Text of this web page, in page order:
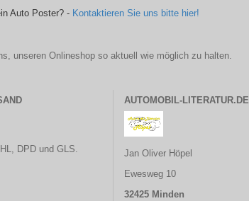
Auto Poster? - Kontaktieren Sie uns bitte hier!
unseren Onlineshop so aktuell wie möglich zu halten.
DPD und GLS.
AUTOMOBIL-LITERATUR.DE
Jan Oliver Höpel
Ewesweg 10
32425 Minden